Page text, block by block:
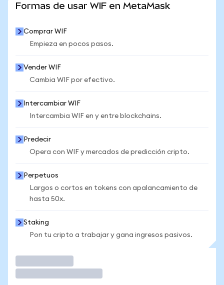
Formas de usar WIF en MetaMask
Comprar WIF
Empieza en pocos pasos.
Vender WIF
Cambia WIF por efectivo.
Intercambiar WIF
Intercambia WIF en y entre blockchains.
Predecir
Opera con WIF y mercados de predicción cripto.
Perpetuos
Largos o cortos en tokens con apalancamiento de
hasta 50x.
Staking
Pon tu cripto a trabajar y gana ingresos pasivos.